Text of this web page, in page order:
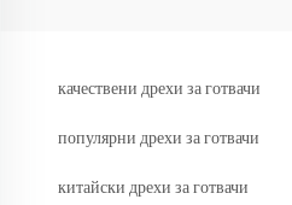
качествени дрехи за готвачи
популярни дрехи за готвачи
китайски дрехи за готвачи